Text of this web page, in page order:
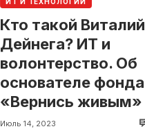
Кто такой Виталий
Дейнега? ИТ и
волонтерство. Об
основателе фонда
«Вернись живым»
Июль 14, 2023